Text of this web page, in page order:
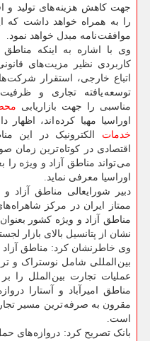
جهت کاهش هزینه های تولید و
را به همراه خواهد داشت که
موافقت نامه مبدل خواهد نمود.
وی با اشاره به اینکه مناطق
کاربردی نظیر مزیت های
اتباع خارجی، استقرار
توسعه یافته تجاری و
مناسبی را جهت بازاریابی
اوراسیا مهیا کرده اند،
خدمات الکترونیک در این
اقتصادی در کوتاه ترین زمان
می تواند مناطق آزاد و ویژه
اوراسیا معرفی نماید.
دبیر شورایعالی مناطق آزاد
ممتاز ایران در مرکز شاهراه
مناطق آزاد و ویژه کشور
نشان از پتانسیل بالای بازار
وی خاطرنشان کرد: مناطق آزاد
بین المللی شامل نوستراک و
عملیات تجارت بین الملل را
مناطق امیرآباد و آستارا
مقرون به صرفه ترین مسیر
است.
بانک تصریح کرد: دروازه های